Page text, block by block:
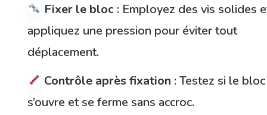
Fixer le bloc : Employez des vis solides
appliquez une pression pour éviter tout
déplacement.
Contrôle après fixation : Testez si le
s’ouvre et se ferme sans accroc.